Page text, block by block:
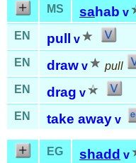
MS sahab v
EN pull
v
EN
draw v
pull
EN
drag v
EN
take away v
EG shadd v